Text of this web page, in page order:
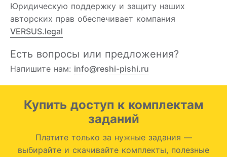
Юридическую поддержку и защиту наших
авторских прав обеспечивает компания
VERSUS.legal
Есть вопросы или предложения?
Напишите нам: info@reshi-pishi.ru
Купить доступ к комплектам
заданий
Платите только за нужные задания —
выбирайте и скачивайте комплекты, полезные